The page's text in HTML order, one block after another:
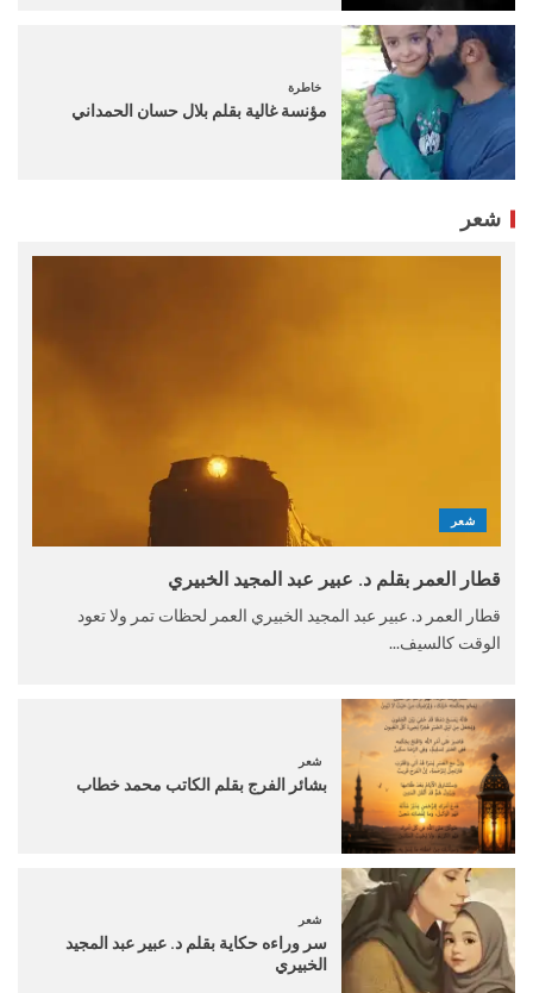
خاطرة
مؤنسة غالية بقلم بلال حسان الحمداني
شعر
شعر
قطار العمر بقلم د. عبير عبد المجيد الخبيري
قطار العمر د. عبير عبد المجيد الخبيري العمر لحظات تمر ولا تعود
الوقت كالسيف...
شعر
بشائر الفرج بقلم الكاتب محمد خطاب
شعر
سر وراءه حكاية بقلم د. عبير عبد المجيد
الخبيري